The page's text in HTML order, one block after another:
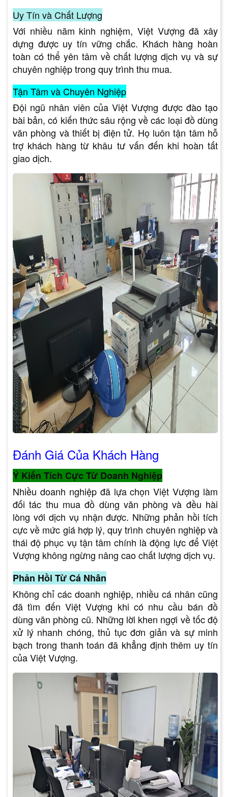
Uy Tín và Chất Lượng
Với nhiều năm kinh nghiệm, Việt Vượng đã xây
dựng được uy tín vững chắc. Khách hàng hoàn
toàn có thể yên tâm về chất lượng dịch vụ và sự
chuyên nghiệp trong quy trình thu mua.
Tận Tâm và Chuyên Nghiệp
Đội ngũ nhân viên của Việt Vượng được đào tạo
bài bản, có kiến thức sâu rộng về các loại đồ dùng
văn phòng và thiết bị điện tử. Họ luôn tận tâm hỗ
trợ khách hàng từ khâu tư vấn đến khi hoàn tất
giao dịch.
Đánh Giá Của Khách Hàng
Ý Kiến Tích Cực Từ Doanh Nghiệp
Nhiều doanh nghiệp đã lựa chọn Việt Vượng làm
đối tác thu mua đồ dùng văn phòng và đều hài
lòng với dịch vụ nhận được. Những phản hồi tích
cực về mức giá hợp lý, quy trình chuyên nghiệp và
thái độ phục vụ tận tâm chính là động lực để Việt
Vượng không ngừng nâng cao chất lượng dịch vụ.
Phản Hồi Từ Cá Nhân
Không chỉ các doanh nghiệp, nhiều cá nhân cũng
đã tìm đến Việt Vượng khi có nhu cầu bán đồ
dùng văn phòng cũ. Những lời khen ngợi về tốc độ
xử lý nhanh chóng, thủ tục đơn giản và sự minh
bạch trong thanh toán đã khẳng định thêm uy tín
của Việt Vượng.